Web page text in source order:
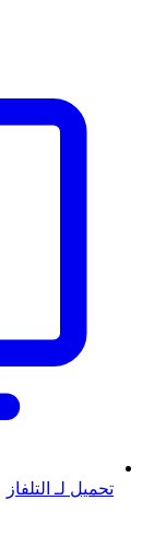
تحميل لـ التلفاز